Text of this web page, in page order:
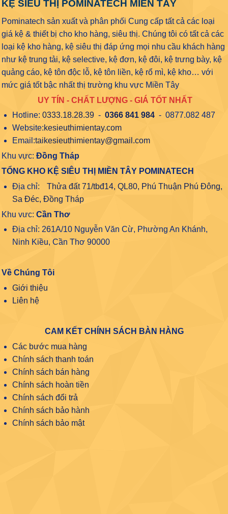
KỆ SIÊU THỊ POMINATECH MIỀN TÂY
Pominatech sản xuất và phân phối Cung cấp tất cả các loại
giá kệ & thiết bị cho kho hàng, siêu thị. Chúng tôi có tất cả các
loại kệ kho hàng, kệ siêu thị đáp ứng mọi nhu cầu khách hàng
như kệ trung tải, kệ selective, kệ đơn, kệ đôi, kệ trưng bày, kệ
quảng cáo, kệ tôn độc lỗ, kệ tôn liền, kệ rổ mì, kệ kho… với
mức giá tốt bậc nhất thị trường khu vực Miền Tây
UY TÍN - CHẤT LƯỢNG - GIÁ TỐT NHẤT
Hotline: 0333.18.28.39- 0366 841 984- 0877.082 487
Website:kesieuthimientay.com
Email:taikesieuthimientay@gmail.com
Khu vực: Đồng Tháp
TỔNG KHO KỆ SIÊU THỊ MIỀN TÂY POMINATECH
Địa chỉ:
Thửa đất 71/tbđ14, QL80, Phú Thuận Phú Đông,
Sa Đéc, Đồng Tháp
Khu vưc: Cần Thơ
Địa chỉ: 261A/10 Nguyễn Văn Cừ, Phường An Khánh,
Ninh Kiều, Cần Thơ 90000
Về Chúng Tôi
Giới thiệu
Liên hệ
CAM KẾT CHÍNH SÁCH BÀN HÀNG
Các bước mua hàng
Chính sách thanh toán
Chính sách bán hàng
Chính sách hoàn tiền
Chính sách đổi trả
Chính sách bảo hành
Chính sách bảo mật